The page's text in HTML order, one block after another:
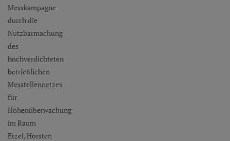
Messkampagne
durch die
Nutzbarmachung
des
hochverdichteten
betrieblichen
Messtellennetzes
für
Höhenüberwachung
im Raum
Etzel, Horsten